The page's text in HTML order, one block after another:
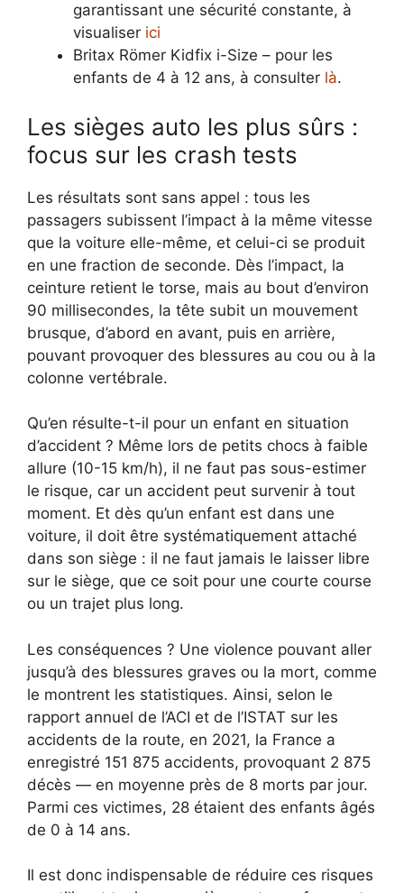
garantissant une sécurité constante, à
visualiser ici
Britax Römer Kidfix i-Size – pour les
enfants de 4 à 12 ans, à consulter là.
Les sièges auto les plus sûrs :
focus sur les crash tests
Les résultats sont sans appel : tous les
passagers subissent l’impact à la même vitesse
que la voiture elle-même, et celui-ci se produit
en une fraction de seconde. Dès l’impact, la
ceinture retient le torse, mais au bout d’environ
90 millisecondes, la tête subit un mouvement
brusque, d’abord en avant, puis en arrière,
pouvant provoquer des blessures au cou ou à la
colonne vertébrale.
Qu’en résulte-t-il pour un enfant en situation
d’accident ? Même lors de petits chocs à faible
allure (10-15 km/h), il ne faut pas sous-estimer
le risque, car un accident peut survenir à tout
moment. Et dès qu’un enfant est dans une
voiture, il doit être systématiquement attaché
dans son siège : il ne faut jamais le laisser libre
sur le siège, que ce soit pour une courte course
ou un trajet plus long.
Les conséquences ? Une violence pouvant aller
jusqu’à des blessures graves ou la mort, comme
le montrent les statistiques. Ainsi, selon le
rapport annuel de l’ACI et de l’ISTAT sur les
accidents de la route, en 2021, la France a
enregistré 151 875 accidents, provoquant 2 875
décès — en moyenne près de 8 morts par jour.
Parmi ces victimes, 28 étaient des enfants âgés
de 0 à 14 ans.
Il est donc indispensable de réduire ces risques